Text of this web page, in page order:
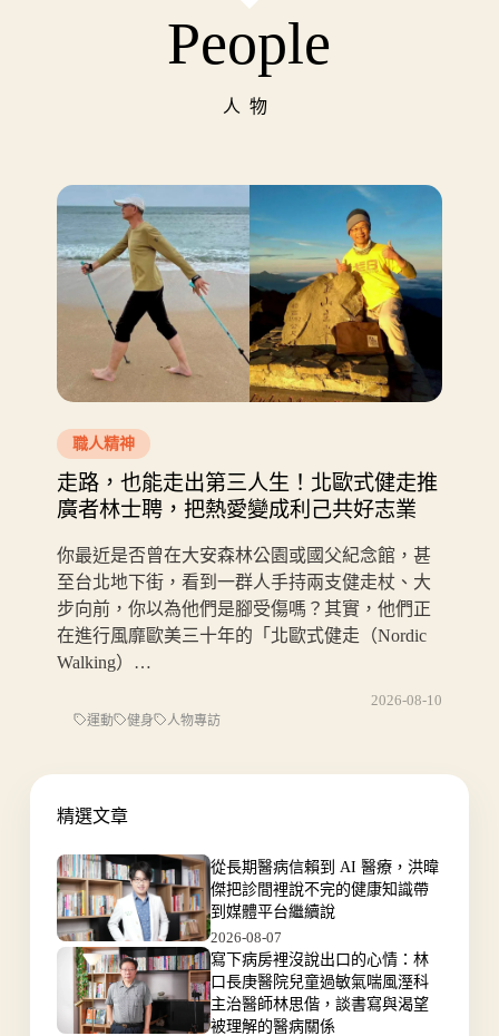
People
人物
職人精神
走路，也能走出第三人生！北歐式健走推
廣者林士聘，把熱愛變成利己共好志業
你最近是否曾在大安森林公園或國父紀念館，甚
至台北地下街，看到一群人手持兩支健走杖、大
步向前，你以為他們是腳受傷嗎？其實，他們正
在進行風靡歐美三十年的「北歐式健走（Nordic
Walking）…
2026-08-10
運動 健身 人物專訪
精選文章
從長期醫病信賴到 AI 醫療，洪暐
傑把診間裡說不完的健康知識帶
到媒體平台繼續說
2026-08-07
寫下病房裡沒說出口的心情：林
口長庚醫院兒童過敏氣喘風溼科
主治醫師林思偕，談書寫與渴望
被理解的醫病關係